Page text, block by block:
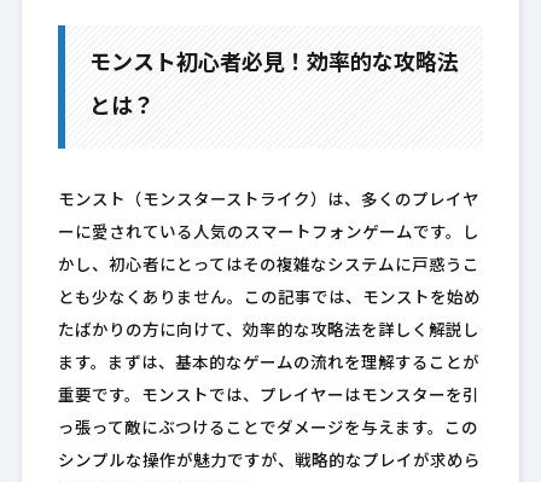
モンスト初心者必見！効率的な攻略法
とは？
モンスト（モンスターストライク）は、多くのプレイヤ
ーに愛されている人気のスマートフォンゲームです。し
かし、初心者にとってはその複雑なシステムに戸惑うこ
とも少なくありません。この記事では、モンストを始め
たばかりの方に向けて、効率的な攻略法を詳しく解説し
ます。まずは、基本的なゲームの流れを理解することが
重要です。モンストでは、プレイヤーはモンスターを引
っ張って敵にぶつけることでダメージを与えます。この
シンプルな操作が魅力ですが、戦略的なプレイが求めら